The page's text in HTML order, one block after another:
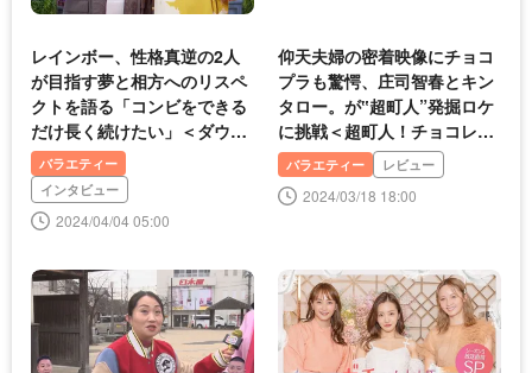
レインボー、性格真逆の2人
が目指す夢と相方へのリスペ
クトを語る「コンビをできる
だけ長く続けたい」＜ダウン
タウンDX＞
バラエティー
インタビュー
2024/04/04 05:00
仰天夫婦の密着映像にチョコ
プラも驚愕、庄司智春とキン
タロー。が‟超町人”発掘ロケ
に挑戦＜超町人！チョコレー
トサムネット＞
バラエティー レビュー
2024/03/18 18:00